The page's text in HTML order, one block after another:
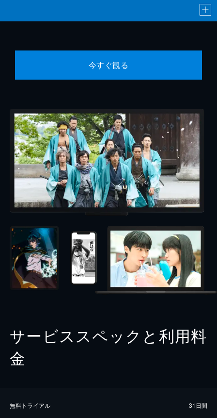
今すぐ観る
サービススペックと利用料
金
無料トライアル 31日間